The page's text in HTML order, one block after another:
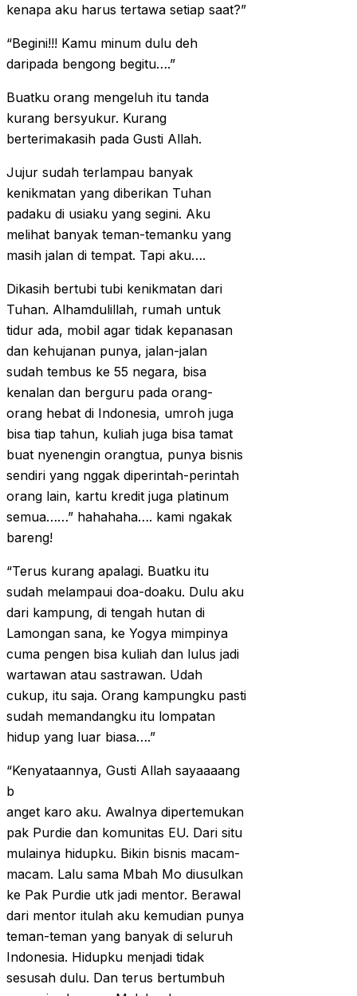
kenapa aku harus tertawa setiap saat?”
“Begini!!! Kamu minum dulu deh
daripada bengong begitu….”
Buatku orang mengeluh itu tanda
kurang bersyukur. Kurang
berterimakasih pada Gusti Allah.
Jujur sudah terlampau banyak
kenikmatan yang diberikan Tuhan
padaku di usiaku yang segini. Aku
melihat banyak teman-temanku yang
masih jalan di tempat. Tapi aku….
Dikasih bertubi tubi kenikmatan dari
Tuhan. Alhamdulillah, rumah untuk
tidur ada, mobil agar tidak kepanasan
dan kehujanan punya, jalan-jalan
sudah tembus ke 55 negara, bisa
kenalan dan berguru pada orang-
orang hebat di Indonesia, umroh juga
bisa tiap tahun, kuliah juga bisa tamat
buat nyenengin orangtua, punya bisnis
sendiri yang nggak diperintah-perintah
orang lain, kartu kredit juga platinum
semua……” hahahaha…. kami ngakak
bareng!
“Terus kurang apalagi. Buatku itu
sudah melampaui doa-doaku. Dulu aku
dari kampung, di tengah hutan di
Lamongan sana, ke Yogya mimpinya
cuma pengen bisa kuliah dan lulus jadi
wartawan atau sastrawan. Udah
cukup, itu saja. Orang kampungku pasti
sudah memandangku itu lompatan
hidup yang luar biasa….”
“Kenyataannya, Gusti Allah sayaaaang
b
anget karo aku. Awalnya dipertemukan
pak Purdie dan komunitas EU. Dari situ
mulainya hidupku. Bikin bisnis macam-
macam. Lalu sama Mbah Mo diusulkan
ke Pak Purdie utk jadi mentor. Berawal
dari mentor itulah aku kemudian punya
teman-teman yang banyak di seluruh
Indonesia. Hidupku menjadi tidak
sesusah dulu. Dan terus bertumbuh